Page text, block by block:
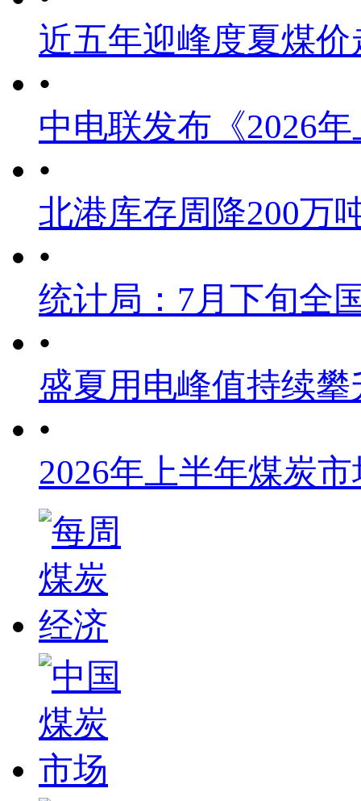
近五年迎峰度夏煤价
•
中电联发布《2026
•
北港库存周降200万
•
统计局：7月下旬全
•
盛夏用电峰值持续
•
2026年上半年煤炭